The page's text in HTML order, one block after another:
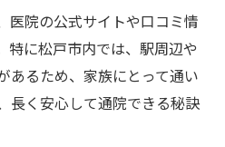
医院の公式サイトや口コミ情
特に松戸市内では、駅周辺や
あるため、家族にとって通い
長く安心して通院できる秘訣